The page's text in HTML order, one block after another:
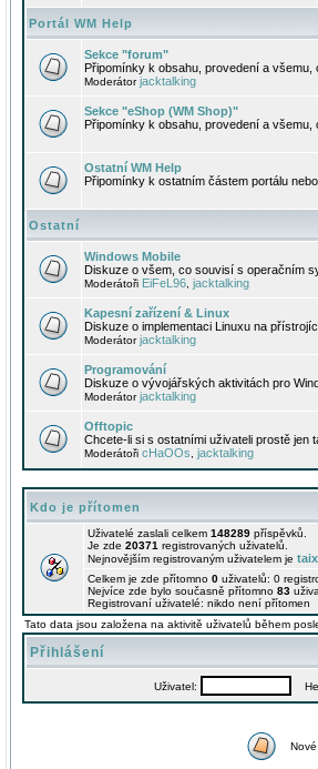
Portál WM Help
Sekce "forum"
Připomínky k obsahu, provedení a
Moderátorjacktalking
Sekce "eShop (WM Shop)"
Připomínky k obsahu, provedení a
Ostatní WM Help
Připomínky k ostatním částem portálu
Ostatní
Windows Mobile
Diskuze o všem, co souvisí s operačním
Moderátoři EiFeL96 jacktalking
Kapesní zařízení & Linux
Diskuze o implementaci Linuxu na
Moderátorjacktalking
Programování
Diskuze o vývojářských aktivitách pro
Moderátorjacktalking
Offtopic
Chcete-li si s ostatními uživateli prostě jen
Moderátoři cHaOOs jacktalking
Kdo je přítomen
Uživatelé zaslali celkem 148289 příspěvků.
Je zde 20371 registrovaných uživatelů.
Nejnovějším registrovaným uživatelem je
Celkem je zde přítomno 0 uživatelů: 0
Nejvíce zde bylo současně přítomno 83
Registrovaní uživatelé: nikdo není přítomen
Tato data jsou založena na aktivitě uživatelů během
Přihlášení
Uživatel: